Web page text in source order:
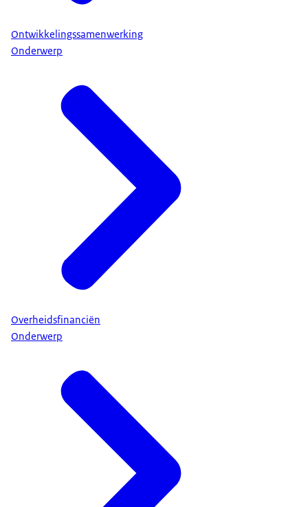
Ontwikkelingssamenwerking
Onderwerp
Overheidsfinanciën
Onderwerp